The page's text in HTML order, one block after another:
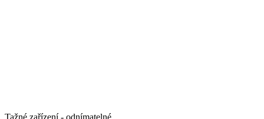
Tažné zařízení - odnímatelné